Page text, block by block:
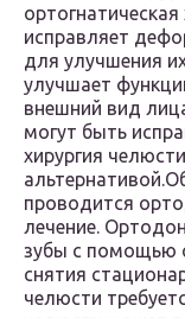
исправляет
для улучшения
улучшает
внешний вид
могут быть
хирургия
проводится
лечение.
зубы с помощью
снятия
челюсти